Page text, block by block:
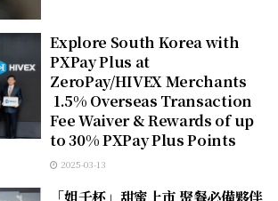
Explore South Korea with
PXPay Plus at
ZeroPay/HIVEX Merchants
1.5% Overseas Transaction
Fee Waiver & Rewards of up
to 30% PXPay Plus Points
2025-03-13
「姐千杯」甜蜜上市 聚餐必備夥伴